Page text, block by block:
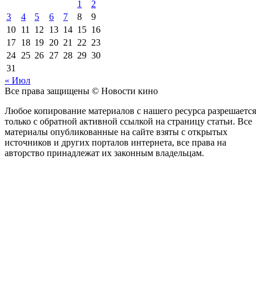
1
2
3
4 5 6 7 8
9
10 11 12 13 14 15 16
17 18 19 20 21 22 23
24 25 26 27 28 29 30
31
« Июл
Все права защищены © Новости кино
Любое копирование материалов с нашего ресурса разрешается
только с обратной активной ссылкой на страницу статьи. Все
материалы опубликованные на сайте взяты с открытых
источников и других порталов интернета, все права на
авторство принадлежат их законным владельцам.